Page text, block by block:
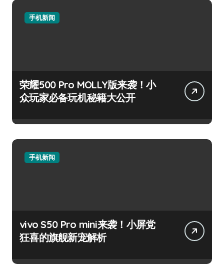
手机新闻
荣耀500 Pro MOLLY版来袭！小
众玩家必备玩机秘籍大公开
手机新闻
vivo S50 Pro mini来袭！小屏党
狂喜的旗舰新宠解析